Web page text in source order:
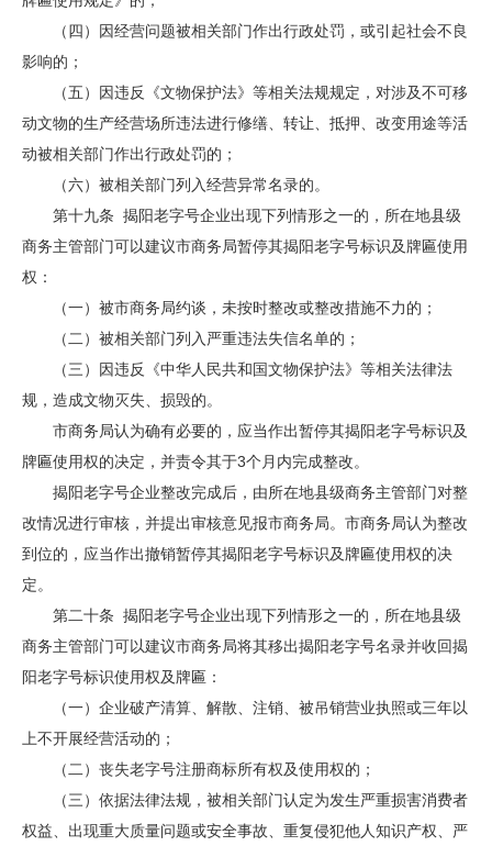
（四）因经营问题被相关部门作出行政处罚，或引起社会不良
影响的；
（五）因违反《文物保护法》等相关法规规定，对涉及不可移
动文物的生产经营场所违法进行修缮、转让、抵押、改变用途等活
动被相关部门作出行政处罚的；
（六）被相关部门列入经营异常名录的。
第十九条 揭阳老字号企业出现下列情形之一的，所在地县级
商务主管部门可以建议市商务局暂停其揭阳老字号标识及牌匾使用
权：
（一）被市商务局约谈，未按时整改或整改措施不力的；
（二）被相关部门列入严重违法失信名单的；
（三）因违反《中华人民共和国文物保护法》等相关法律法
规，造成文物灭失、损毁的。
市商务局认为确有必要的，应当作出暂停其揭阳老字号标识及
牌匾使用权的决定，并责令其于3个月内完成整改。
揭阳老字号企业整改完成后，由所在地县级商务主管部门对整
改情况进行审核，并提出审核意见报市商务局。市商务局认为整改
到位的，应当作出撤销暂停其揭阳老字号标识及牌匾使用权的决
定。
第二十条 揭阳老字号企业出现下列情形之一的，所在地县级
商务主管部门可以建议市商务局将其移出揭阳老字号名录并收回揭
阳老字号标识使用权及牌匾：
（一）企业破产清算、解散、注销、被吊销营业执照或三年以
上不开展经营活动的；
（二）丧失老字号注册商标所有权及使用权的；
（三）依据法律法规，被相关部门认定为发生严重损害消费者
权益、出现重大质量问题或安全事故、重复侵犯他人知识产权、严